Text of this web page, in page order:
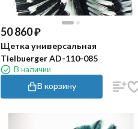
50 860₽
Щетка универсальная
Tielbuerger AD-110-085
В наличии
В корзину